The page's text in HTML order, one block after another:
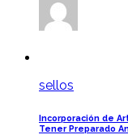
sellos
Incorporación de
Tener Preparado